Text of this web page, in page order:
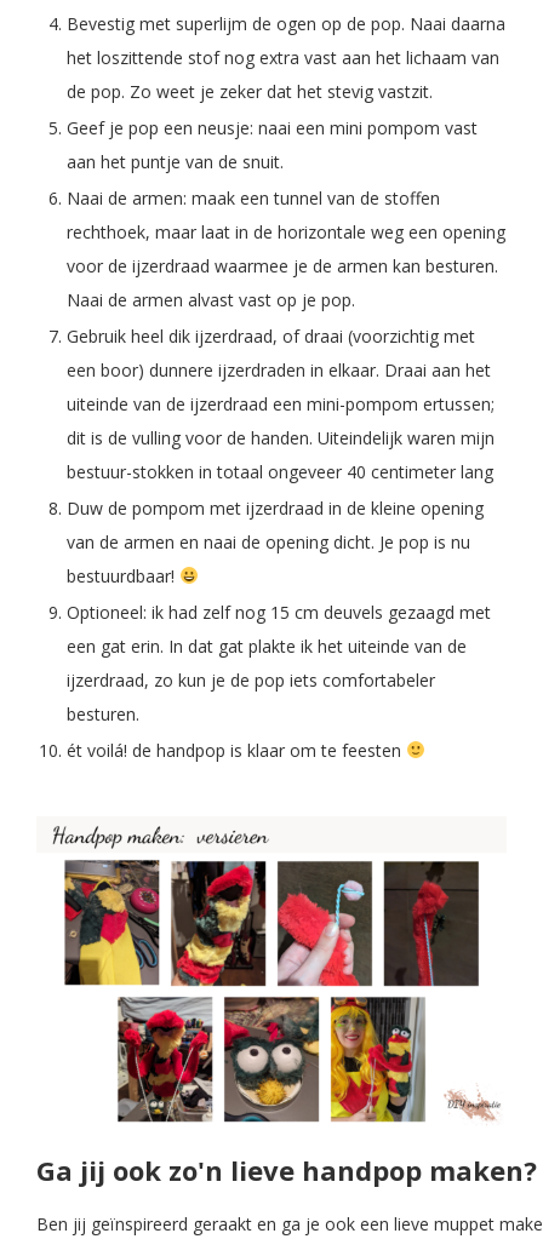
Bevestig met superlijm de ogen op de pop. Naai daarna
het loszittende stof nog extra vast aan het lichaam van
de pop. Zo weet je zeker dat het stevig vastzit.
Geef je pop een neusje: naai een mini pompom vast
aan het puntje van de snuit.
Naai de armen: maak een tunnel van de stoffen
rechthoek, maar laat in de horizontale weg een opening
voor de ijzerdraad waarmee je de armen kan besturen.
Naai de armen alvast vast op je pop.
Gebruik heel dik ijzerdraad, of draai (voorzichtig met
een boor) dunnere ijzerdraden in elkaar. Draai aan het
uiteinde van de ijzerdraad een mini-pompom ertussen;
dit is de vulling voor de handen. Uiteindelijk waren mijn
bestuur-stokken in totaal ongeveer 40 centimeter lang
Duw de pompom met ijzerdraad in de kleine opening
van de armen en naai de opening dicht. Je pop is nu
bestuurdbaar!
Optioneel: ik had zelf nog 15 cm deuvels gezaagd met
een gat erin. In dat gat plakte ik het uiteinde van de
ijzerdraad, zo kun je de pop iets comfortabeler
besturen.
ét voilá! de handpop is klaar om te feesten
Ga jij ook zo'n lieve handpop maken?
Ben jij geïnspireerd geraakt en ga je ook een lieve muppet